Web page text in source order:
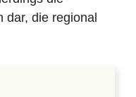
dar, die regional